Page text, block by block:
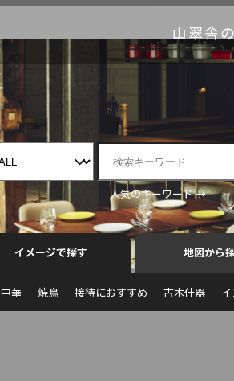
山翠舎
人気のキーワード →
イメージで探す 地図から
中華 焼鳥 接待におすすめ 古木什器 イ